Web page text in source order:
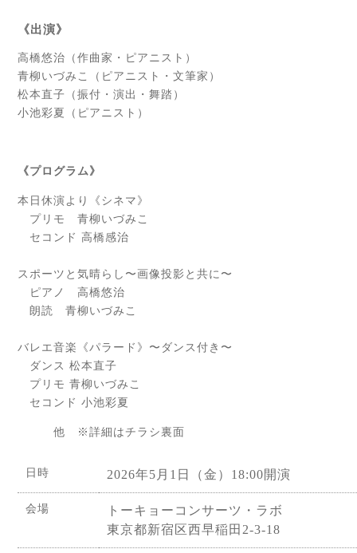
《出演》
高橋悠治（作曲家・ピアニスト）
青柳いづみこ（ピアニスト・文筆家）
松本直子（振付・演出・舞踏）
小池彩夏（ピアニスト）
《プログラム》
本日休演より《シネマ》
プリモ 青柳いづみこ
セコンド 高橋感治
スポーツと気晴らし〜画像投影と共に〜
ピアノ 高橋悠治
朗読 青柳いづみこ
バレエ音楽《パラード》〜ダンス付き〜
ダンス 松本直子
プリモ 青柳いづみこ
セコンド 小池彩夏
他 ※詳細はチラシ裏面
日時 2026年5月1日（金）18:00開演
会場
トーキョーコンサーツ・ラボ
東京都新宿区西早稲田2-3-18